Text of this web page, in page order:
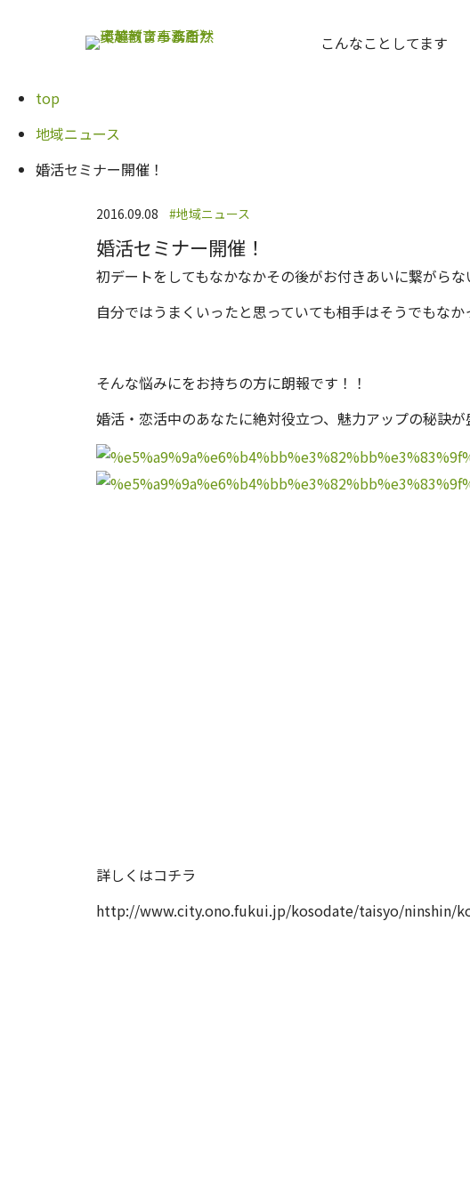
こんなことしてます
top
地域ニュース
婚活セミナー開催！
2016.09.08 地域ニュース
婚活セミナー開催！
初デートをしてもなかなかその後がお付きあいに繋がら
自分ではうまくいったと思っていても相手はそうでもな
そんな悩みにをお持ちの方に朗報です！！
婚活・恋活中のあなたに絶対役立つ、魅力アップの秘訣が
詳しくはコチラ
http://www.city.ono.fukui.jp/kosodate/taisyo/ninshin/